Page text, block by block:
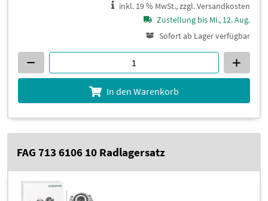
inkl. 19 % MwSt., zzgl. Versandkosten
Zustellung bis Mi., 12. Aug.
Sofort ab Lager verfügbar
In den Warenkorb
FAG 713 6106 10 Radlagersatz